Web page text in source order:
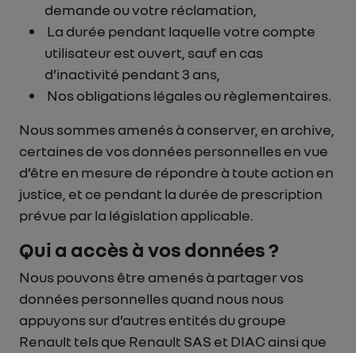
demande ou votre réclamation,
La durée pendant laquelle votre compte
utilisateur est ouvert, sauf en cas
d’inactivité pendant 3 ans,
Nos obligations légales ou règlementaires.
Nous sommes amenés à conserver, en archive,
certaines de vos données personnelles en vue
d’être en mesure de répondre à toute action en
justice, et ce pendant la durée de prescription
prévue par la législation applicable.
Qui a accès à vos données ?
Nous pouvons être amenés à partager vos
données personnelles quand nous nous
appuyons sur d’autres entités du groupe
Renault tels que Renault SAS et DIAC ainsi que